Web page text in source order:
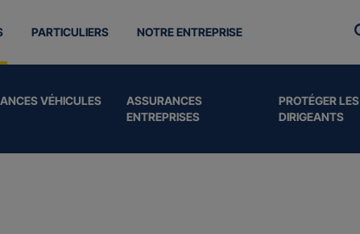
VÉHICULES
ASSURANCES
ENTREPRISES
PROTÉGER LES
DIRIGEANTS
PARTICULIERS NOTRE ENTREPRISE